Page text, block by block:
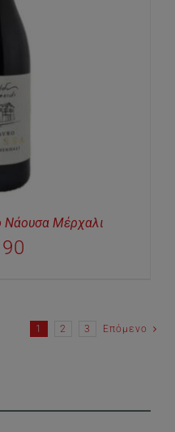
Νάουσα Μέρχαλι
1 2 3 Επόμενο